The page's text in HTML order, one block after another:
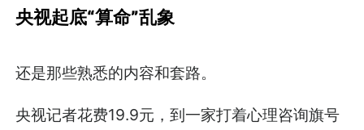
央视起底“算命”乱象
还是那些熟悉的内容和套路。
央视记者花费19.9元，到一家打着心理咨询旗号